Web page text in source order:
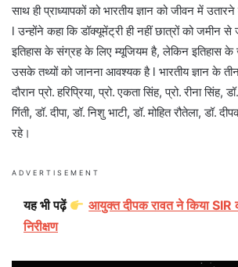
साथ ही प्राध्यापकों को भारतीय ज्ञान को जीवन में
l उन्होंने कहा कि डॉक्यूमेंट्री ही नहीं छात्रों को जमीन से
इतिहास के संग्रह के लिए म्यूजियम है, लेकिन इतिहास के
उसके तथ्यों को जानना आवश्यक है l भारतीय ज्ञान के
दौरान प्रो. हरिप्रिया, प्रो. एकता सिंह, प्रो. रीना
गिंती, डॉ. दीपा, डॉ. निशु भाटी, डॉ. मोहित रौतेला, डॉ.
रहे।
ADVERTISEMENT
यह भी पढ़ें
आयुक्त दीपक रावत ने किया SIR
निरीक्षण